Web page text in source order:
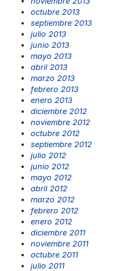
octubre 2013
septiembre 2013
julio 2013
junio 2013
mayo 2013
abril 2013
marzo 2013
febrero 2013
enero 2013
diciembre 2012
noviembre 2012
octubre 2012
septiembre 2012
julio 2012
junio 2012
mayo 2012
abril 2012
marzo 2012
febrero 2012
enero 2012
diciembre 2011
noviembre 2011
octubre 2011
julio 2011